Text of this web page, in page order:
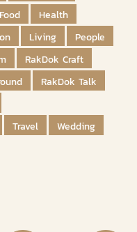
Food
Health
Living
People
RakDok Craft
RakDok Talk
Travel
Wedding